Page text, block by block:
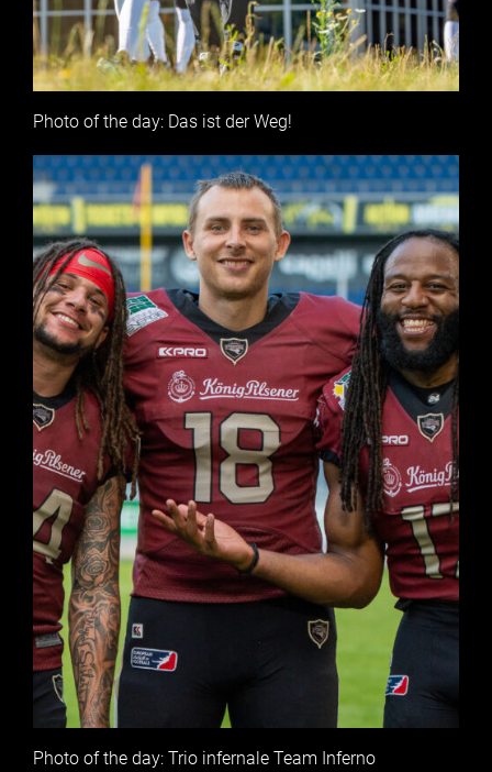
Photo of the day: Das ist der Weg!
Photo of the day: Trio infernale Team Inferno